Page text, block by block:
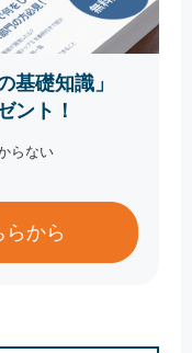
基礎知識」
ント！
らない
らから